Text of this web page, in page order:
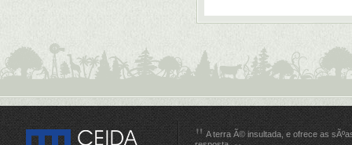
A terra Ã© insultada, e ofrece as